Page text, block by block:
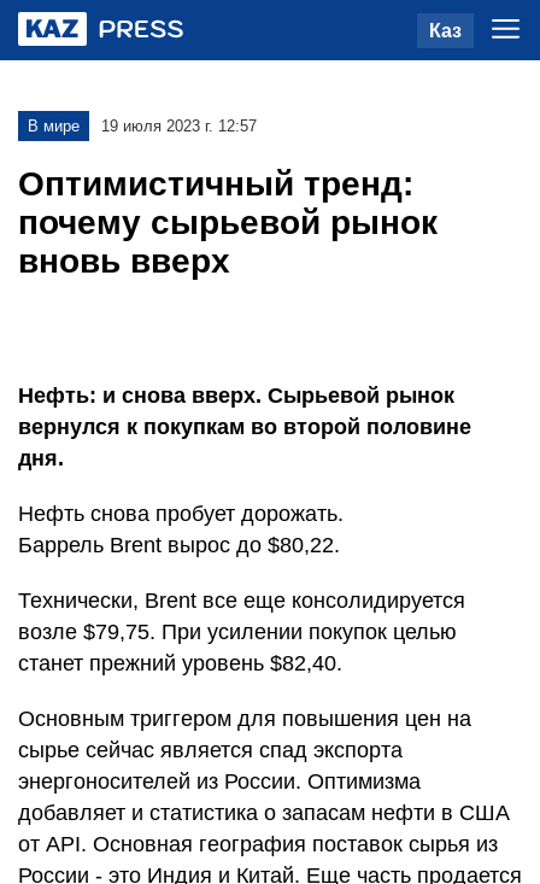
Каз
В мире 19 июля 2023 г. 12:57
Оптимистичный тренд:
почему сырьевой рынок
вновь вверх
Нефть: и снова вверх. Сырьевой рынок
вернулся к покупкам во второй половине
дня.
Нефть снова пробует дорожать.
Баррель Brent вырос до $80,22.
Технически, Brent все еще консолидируется
возле $79,75. При усилении покупок целью
станет прежний уровень $82,40.
Основным триггером для повышения цен на
сырье сейчас является спад экспорта
энергоносителей из России. Оптимизма
добавляет и статистика о запасам нефти в США
от API. Основная география поставок сырья из
России - это Индия и Китай. Еще часть продается